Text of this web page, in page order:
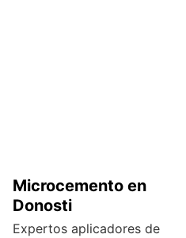
Microcemento en
Donosti
Expertos aplicadores de